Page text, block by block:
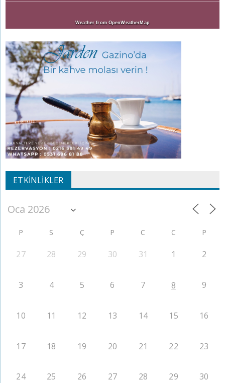
Weather from OpenWeatherMap
ETKINLIKLER
P S Ç P C C P
27 28 29 30 31 1 2
3 4 5 6 7 8 9
10 11 12 13 14 15 16
17 18 19 20 21 22 23
24 25 26 27 28 29 30